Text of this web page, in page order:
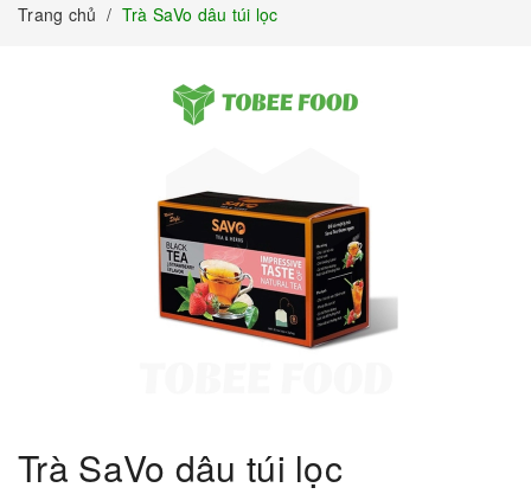
Trang chủ / Trà SaVo dâu túi lọc
Trà SaVo dâu túi lọc